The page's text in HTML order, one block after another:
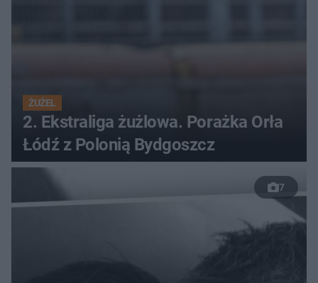
ŻUŻEL
2. Ekstraliga żużlowa. Porażka Orła
Łódź z Polonią Bydgoszcz
7